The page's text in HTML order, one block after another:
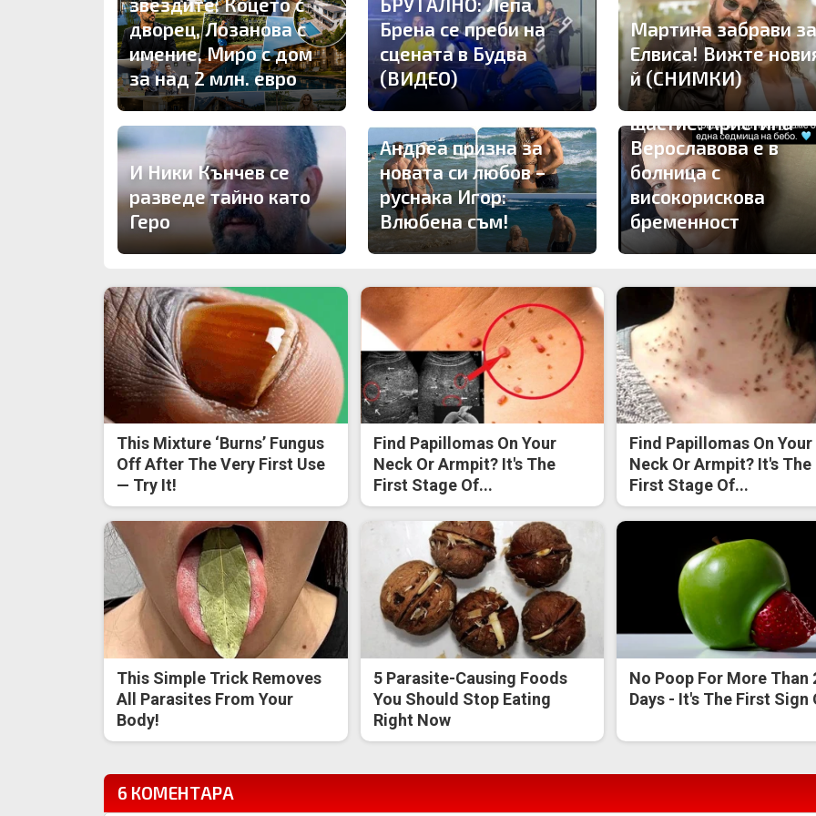
дворец, Лозанова с
имение, Миро с дом
за над 2 млн. евро
Брена се преби на
сцената в Будва
(ВИДЕО)
Мартина забрави за
Елвиса! Вижте
й (СНИМКИ)
И Ники Кънчев се
разведе тайно като
Геро
Андреа призна за
новата си любов –
руснака Игор:
Влюбена съм!
Драма вместо
щастие: Кристина
Верославова е в
болница с
високорискова
бременност
This Mixture ‘Burns’ Fungus
Off After The Very First Use
— Try It!
Find Papillomas On Your
Neck Or Armpit? It's The
First Stage Of...
Find Papillomas On Your
Neck Or Armpit? It's The
First Stage Of...
This Simple Trick Removes
All Parasites From Your
Body!
5 Parasite-Causing Foods
You Should Stop Eating
Right Now
No Poop For More Than
Days - It's The First Sign
6 КОМЕНТАРА